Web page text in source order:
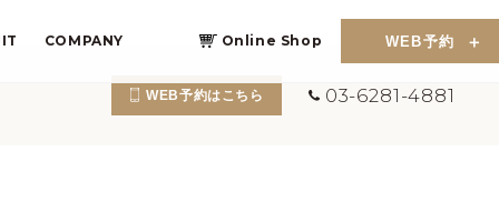
COMPANY Online Shop WEB予約
WEB予約はこちら 03-6281-4881